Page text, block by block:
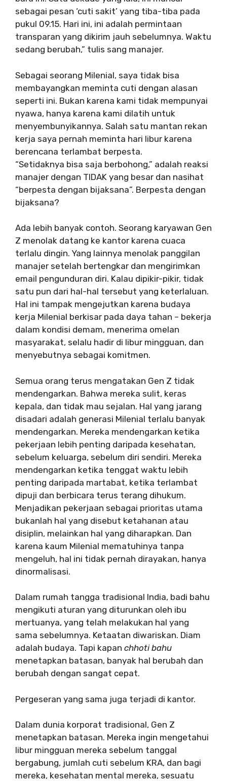
sebagai pesan ‘cuti sakit’ yang tiba-tiba pada
pukul 09.15. Hari ini, ini adalah permintaan
transparan yang dikirim jauh sebelumnya. Waktu
sedang berubah,” tulis sang manajer.
Sebagai seorang Milenial, saya tidak bisa
membayangkan meminta cuti dengan alasan
seperti ini. Bukan karena kami tidak mempunyai
nyawa, hanya karena kami dilatih untuk
menyembunyikannya. Salah satu mantan rekan
kerja saya pernah meminta hari libur karena
berencana terlambat berpesta.
“Setidaknya bisa saja berbohong,” adalah reaksi
manajer dengan TIDAK yang besar dan nasihat
“berpesta dengan bijaksana”. Berpesta dengan
bijaksana?
Ada lebih banyak contoh. Seorang karyawan Gen
Z menolak datang ke kantor karena cuaca
terlalu dingin. Yang lainnya menolak panggilan
manajer setelah bertengkar dan mengirimkan
email pengunduran diri. Kalau dipikir-pikir, tidak
satu pun dari hal-hal tersebut yang keterlaluan.
Hal ini tampak mengejutkan karena budaya
kerja Milenial berkisar pada daya tahan – bekerja
dalam kondisi demam, menerima omelan
masyarakat, selalu hadir di libur mingguan, dan
menyebutnya sebagai komitmen.
Semua orang terus mengatakan Gen Z tidak
mendengarkan. Bahwa mereka sulit, keras
kepala, dan tidak mau sejalan. Hal yang jarang
disadari adalah generasi Milenial terlalu banyak
mendengarkan. Mereka mendengarkan ketika
pekerjaan lebih penting daripada kesehatan,
sebelum keluarga, sebelum diri sendiri. Mereka
mendengarkan ketika tenggat waktu lebih
penting daripada martabat, ketika terlambat
dipuji dan berbicara terus terang dihukum.
Menjadikan pekerjaan sebagai prioritas utama
bukanlah hal yang disebut ketahanan atau
disiplin, melainkan hal yang diharapkan. Dan
karena kaum Milenial mematuhinya tanpa
mengeluh, hal ini tidak pernah dirayakan, hanya
dinormalisasi.
Dalam rumah tangga tradisional India, badi bahu
mengikuti aturan yang diturunkan oleh ibu
mertuanya, yang telah melakukan hal yang
sama sebelumnya. Ketaatan diwariskan. Diam
adalah budaya. Tapi kapan chhoti bahu
menetapkan batasan, banyak hal berubah dan
berubah dengan sangat cepat.
Pergeseran yang sama juga terjadi di kantor.
Dalam dunia korporat tradisional, Gen Z
menetapkan batasan. Mereka ingin mengetahui
libur mingguan mereka sebelum tanggal
bergabung, jumlah cuti sebelum KRA, dan bagi
mereka, kesehatan mental mereka, sesuatu